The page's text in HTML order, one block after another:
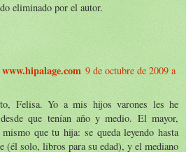
eliminado por el autor.
9 de octubre de 2009 a
Felisa. Yo a mis hijos varones les he
que tenían año y medio. El mayor,
que tu hija: se queda leyendo hasta
(él solo, libros para su edad), y el mediano